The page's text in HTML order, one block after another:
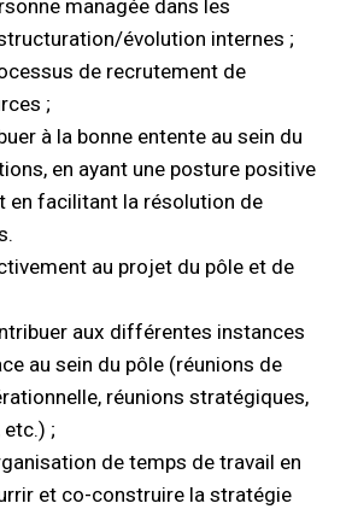
managée dans les
évolution internes ;
de recrutement de
;
à la bonne entente au sein du
en ayant une posture positive
en facilitant la résolution de
au projet du pôle et de
aux différentes instances
au sein du pôle (réunions de
réunions stratégiques,
;
de temps de travail en
et co-construire la stratégie